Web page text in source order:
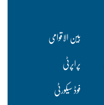
بین الاقوامی
پراپرٹی
فوڈ سیکورٹی